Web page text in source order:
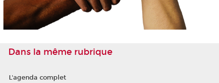
Dans la même rubrique
L'agenda complet